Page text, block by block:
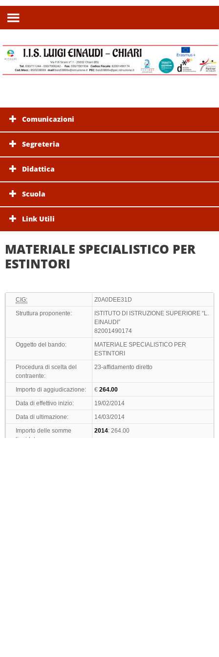
Comunicazioni
Segreteria
Didattica
Scuola
Link Utili
MATERIALE SPECIALISTICO PER
ESTINTORI
CIG:
Z0A0DEE31D
Struttura proponente:
ISTITUTO DI ISTRUZIONE SUPERIORE “L.
EINAUDI”
82001490174
Oggetto del bando:
MATERIALE SPECIALISTICO PER
ESTINTORI
Procedura di scelta del
contraente:
23-affidamento diretto
Importo di aggiudicazione: €264.00
Data di effettivo inizio:
19/02/2014
Data di ultimazione:
14/03/2014
Importo delle somme
liquidate:
2014: 264.00